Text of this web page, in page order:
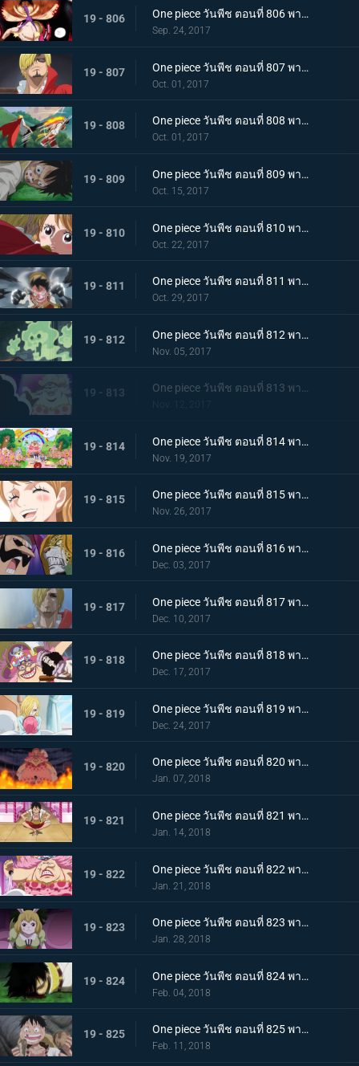
19 - 806 One piece วันพีช ตอนที่ 806 พากย์ไทย พลังเต็มอิ่ม เกียร์ 4 ใหม่ แทงก์แมน
Sep. 24, 2017
19 - 807 One piece วันพีช ตอนที่ 807 พากย์ไทย การต่อสู้ที่แสนเศร้า ลูฟี่ VS ซันจิ (ครึ่งแรก)
Oct. 01, 2017
19 - 808 One piece วันพีช ตอนที่ 808 พากย์ไทย การต่อสู้ที่แสนเศร้า ลูฟี่ VS ซันจิ (ครึ่งหลัง)
Oct. 01, 2017
19 - 809 One piece วันพีช ตอนที่ 809 พากย์ไทย พายุแห่งการแก้แค้น กองทัพที่โกรธเกรี้ยวบุกเข้าโจมตี
Oct. 15, 2017
19 - 810 One piece วันพีช ตอนที่ 810 พากย์ไทย สิ้นสุดการผจญภัย ข้อเสนอที่เด็ดเดี่ยวของซันจิ
Oct. 22, 2017
19 - 811 One piece วันพีช ตอนที่ 811 พากย์ไทย ฉันจะรอที่นี่ ลูฟี่ VS กองทัพพิโรธ
Oct. 29, 2017
19 - 812 One piece วันพีช ตอนที่ 812 พากย์ไทย บุกชาโต้ ชิงมาให้ได้ โรดโพเนกลิฟ
Nov. 05, 2017
19 - 813 One piece วันพีช ตอนที่ 813 พากย์ไทย เผชิญหน้าโชคชะตา ลูฟี่กับบิ๊กมัม
19 - 814 One piece วันพีช ตอนที่ 814 พากย์ไทย เสียงเพรียกวิญญาณ ปฏิบัติการสายฟ้าแลบของบรู๊คกับเปโดร
Nov. 19, 2017
19 - 815 One piece วันพีช ตอนที่ 815 พากย์ไทย ลาก่อน การตัดสินใจทั้งน้ำตาของพุดดิ้ง
Nov. 26, 2017
19 - 816 One piece วันพีช ตอนที่ 816 พากย์ไทย เรื่องราวของตาซ้าย เปโดร VS บารอนทามาโกะ
Dec. 03, 2017
19 - 817 One piece วันพีช ตอนที่ 817 พากย์ไทย ก้นบุหรี่ คืนก่อนแต่งงานของซันจิ
Dec. 10, 2017
19 - 818 One piece วันพีช ตอนที่ 818 พากย์ไทย จิตวิญญาณที่มุ่งมั่น บรู๊ค VS บิ๊กมัม
Dec. 17, 2017
19 - 819 One piece วันพีช ตอนที่ 819 พากย์ไทย ความปรารถนาของโซรา ซันจิ ผลงานที่ล้มเหลวของเจอร์ม่า
Dec. 24, 2017
19 - 820 One piece วันพีช ตอนที่ 820 พากย์ไทย ไปหาซันจิ ลูฟี่ เอาคืนอย่างถึงลูกถึงคน
Jan. 07, 2018
19 - 821 One piece วันพีช ตอนที่ 821 พากย์ไทย ชาโตว์โกลาหล ลูฟี่ ไปสถานที่นัดหมาย
Jan. 14, 2018
19 - 822 One piece วันพีช ตอนที่ 822 พากย์ไทย ตัดสินใจจากลา ซันจิกับข้าวกล่องหมวกฟาง
Jan. 21, 2018
19 - 823 One piece วันพีช ตอนที่ 823 พากย์ไทย สี่จักรพรรดินอนพลิกตัวไปมา ปฏิบัติการช่วยบรู๊ค
Jan. 28, 2018
19 - 824 One piece วันพีช ตอนที่ 824 พากย์ไทย ที่ที่สัญญากัน ลูฟี่ ต่อสู้เกินขีดจำกัด
Feb. 04, 2018
19 - 825 One piece วันพีช ตอนที่ 825 พากย์ไทย คนโกหก ลูฟี่กับซันจิ
Feb. 11, 2018